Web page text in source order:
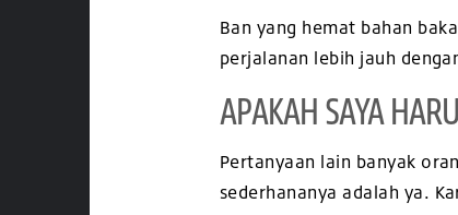
Ban yang hemat bahan
perjalanan lebih jauh
APAKAH SAYA
Pertanyaan lain banyak
sederhananya adalah ya.